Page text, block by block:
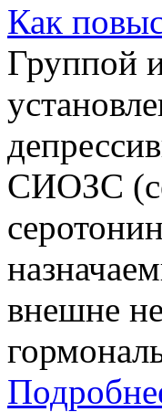
Как
Группой
СИОЗС
внешне